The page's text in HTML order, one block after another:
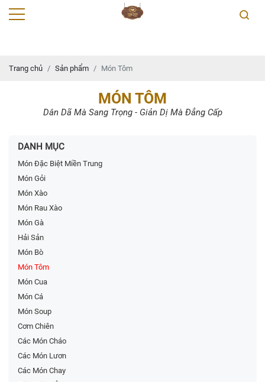
Trang chủ Sản phẩm Món Tôm
MÓN TÔM
Dân Dã Mà Sang Trọng - Giản Dị Mà Đẳng Cấp
DANH MỤC
Món Đặc Biệt Miền Trung
Món Gỏi
Món Xào
Món Rau Xào
Món Gà
Hải Sản
Món Bò
Món Tôm
Món Cua
Món Cá
Món Soup
Cơm Chiên
Các Món Cháo
Các Món Lươn
Các Món Chay